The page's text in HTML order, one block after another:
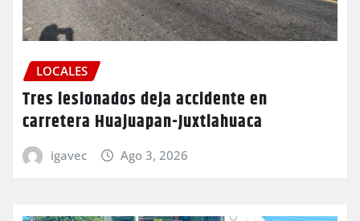
LOCALES
Tres lesionados deja accidente en
carretera Huajuapan-Juxtlahuaca
igavec Ago 3, 2026